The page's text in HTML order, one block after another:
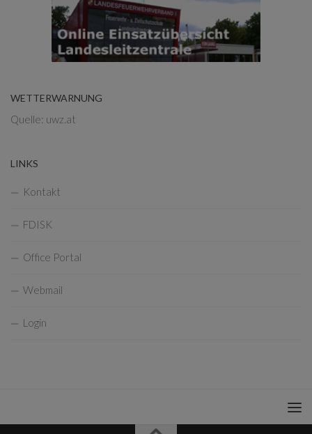
WETTERWARNUNG
Quelle: uwz.at
LINKS
Kontakt
FDISK
Office Portal
Webmail
Login